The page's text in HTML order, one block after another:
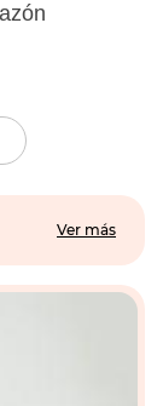
Ver más